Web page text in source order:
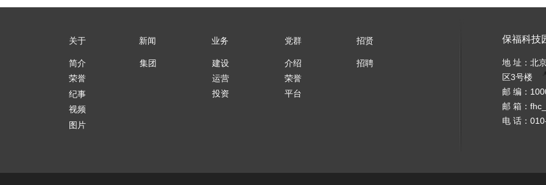
中关村翠湖科技园 创新服务云总部
保福科技
地 址：北
区3号楼
邮 编：
邮 箱：
电 话：
关于
简介
荣誉
纪事
视频
图片
新闻
集团
业务
建设
运营
投资
党群
介绍
荣誉
平台
招贤
招聘